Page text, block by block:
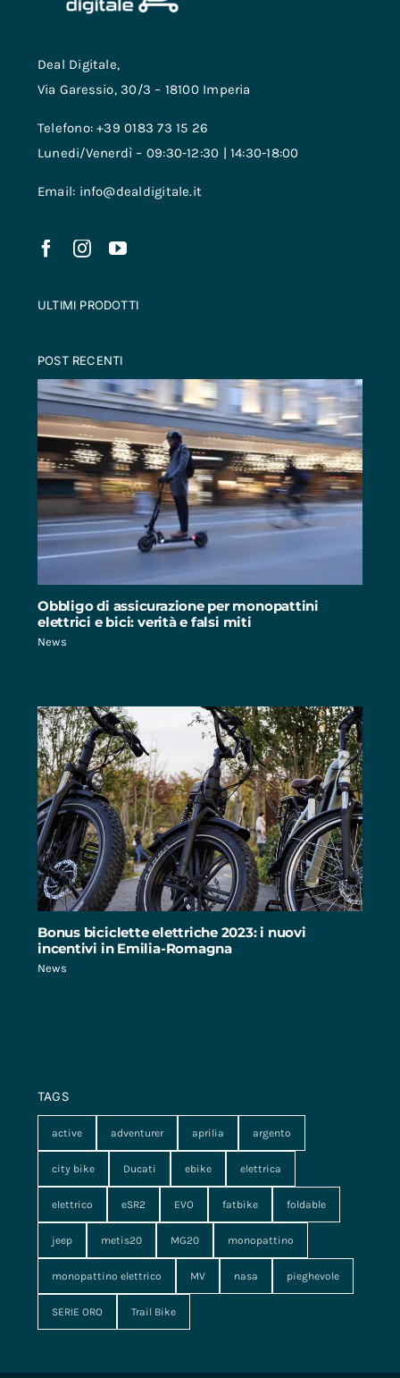
Deal Digitale,
Via Garessio, 30/3 – 18100 Imperia
Telefono: +39 0183 73 15 26
Lunedi/Venerdì – 09:30-12:30 | 14:30-18:00
Email: info@dealdigitale.it
ULTIMI PRODOTTI
POST RECENTI
Obbligo di assicurazione per monopattini
elettrici e bici: verità e falsi miti
News
Bonus biciclette elettriche 2023: i nuovi
incentivi in Emilia-Romagna
News
TAGS
active adventurer aprilia argento
city bike Ducati ebike elettrica
elettrico eSR2 EVO fatbike foldable
jeep metis20 MG20 monopattino
monopattino elettrico MV nasa pieghevole
SERIE ORO Trail Bike